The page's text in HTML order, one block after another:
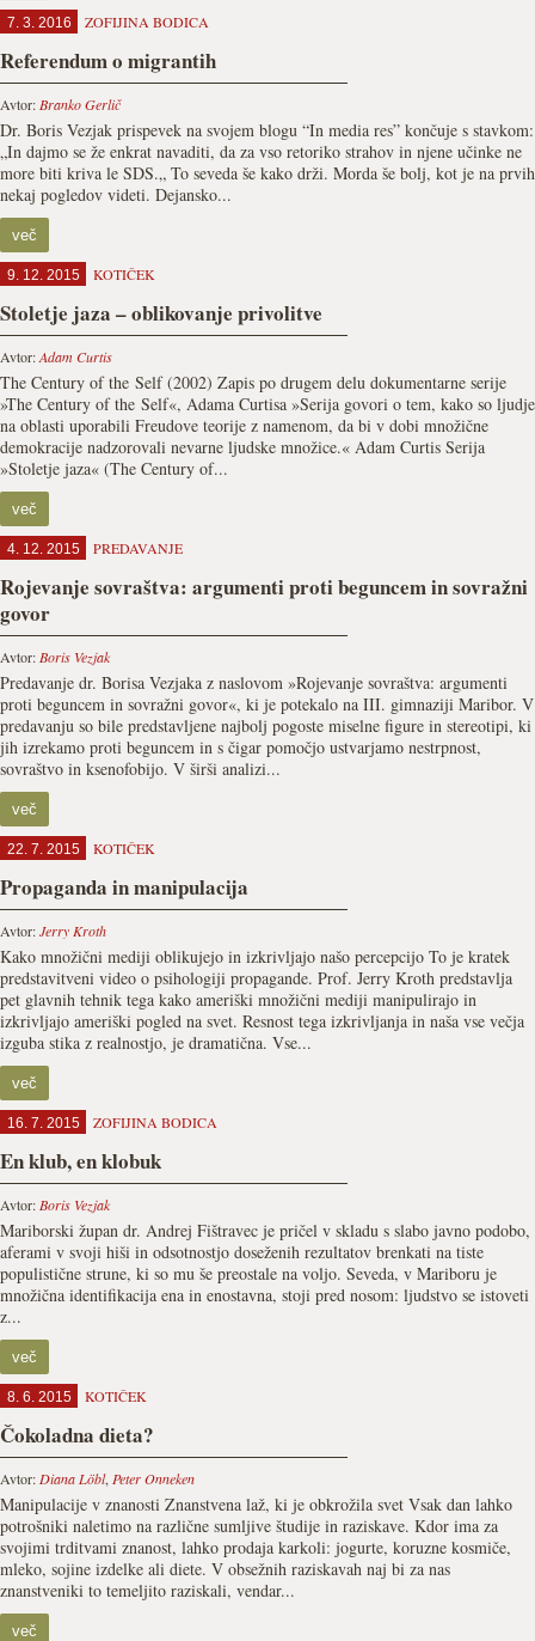
7. 3. 2016 ZOFIJINA BODICA
Referendum o migrantih
Avtor: Branko Gerlič
Dr. Boris Vezjak prispevek na svojem blogu “In media res” končuje s stavkom:
„In dajmo se že enkrat navaditi, da za vso retoriko strahov in njene učinke ne
more biti kriva le SDS.„ To seveda še kako drži. Morda še bolj, kot je na prvih
nekaj pogledov videti. Dejansko...
več
9. 12. 2015 KOTIČEK
Stoletje jaza – oblikovanje privolitve
Avtor:Adam Curtis
The Century of the Self (2002) Zapis po drugem delu dokumentarne serije
»The Century of the Self«, Adama Curtisa »Serija govori o tem, kako so ljudje
na oblasti uporabili Freudove teorije z namenom, da bi v dobi množične
demokracije nadzorovali nevarne ljudske množice.« Adam Curtis Serija
»Stoletje jaza« (The Century of...
več
4. 12. 2015 PREDAVANJE
Rojevanje sovraštva: argumenti proti beguncem in sovražni
govor
Avtor: Boris Vezjak
Predavanje dr. Borisa Vezjaka z naslovom »Rojevanje sovraštva: argumenti
proti beguncem in sovražni govor«, ki je potekalo na III. gimnaziji Maribor. V
predavanju so bile predstavljene najbolj pogoste miselne figure in stereotipi, ki
jih izrekamo proti beguncem in s čigar pomočjo ustvarjamo nestrpnost,
sovraštvo in ksenofobijo. V širši analizi...
več
22. 7. 2015 KOTIČEK
Propaganda in manipulacija
Avtor:Jerry Kroth
Kako množični mediji oblikujejo in izkrivljajo našo percepcijo To je kratek
predstavitveni video o psihologiji propagande. Prof. Jerry Kroth predstavlja
pet glavnih tehnik tega kako ameriški množični mediji manipulirajo in
izkrivljajo ameriški pogled na svet. Resnost tega izkrivljanja in naša vse večja
izguba stika z realnostjo, je dramatična. Vse...
več
16. 7. 2015 ZOFIJINA BODICA
En klub, en klobuk
Avtor: Boris Vezjak
Mariborski župan dr. Andrej Fištravec je pričel v skladu s slabo javno podobo,
aferami v svoji hiši in odsotnostjo doseženih rezultatov brenkati na tiste
populistične strune, ki so mu še preostale na voljo. Seveda, v Mariboru je
množična identifikacija ena in enostavna, stoji pred nosom: ljudstvo se istoveti
z...
več
8. 6. 2015 KOTIČEK
Čokoladna dieta?
Avtor: Diana Löbl, Peter Onneken
Manipulacije v znanosti Znanstvena laž, ki je obkrožila svet Vsak dan lahko
potrošniki naletimo na različne sumljive študije in raziskave. Kdor ima za
svojimi trditvami znanost, lahko prodaja karkoli: jogurte, koruzne kosmiče,
mleko, sojine izdelke ali diete. V obsežnih raziskavah naj bi za nas
znanstveniki to temeljito raziskali, vendar...
več